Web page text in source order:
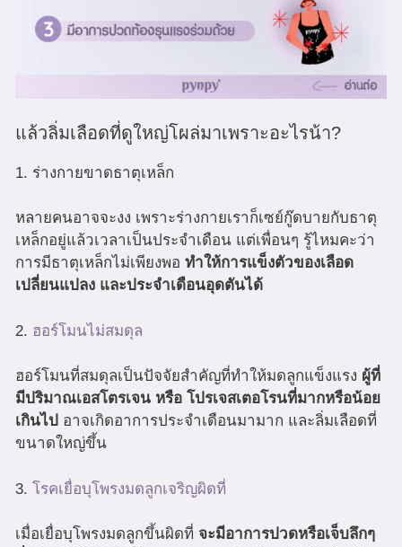
แล้วลิ่มเลือดที่ดูใหญ่โผล่มาเพราะอะไรน้า?
1. ร่างกายขาดธาตุเหล็ก
หลายคนอาจจะงง เพราะร่างกายเราก็เซย์กู๊ดบายกับธาตุ
เหล็กอยู่แล้วเวลาเป็นประจำเดือน แต่เพื่อนๆ รู้ไหมคะว่า
การมีธาตุเหล็กไม่เพียงพอ ทำให้การแข็งตัวของเลือด
เปลี่ยนแปลง และประจำเดือนอุดตันได้
2. ฮอร์โมนไม่สมดุล
ฮอร์โมนที่สมดุลเป็นปัจจัยสำคัญที่ทำให้มดลูกแข็งแรง ผู้ที่
มีปริมาณเอสโตรเจน หรือ โปรเจสเตอโรนที่มากหรือน้อย
เกินไป อาจเกิดอาการประจำเดือนมามาก และลิ่มเลือดที่
ขนาดใหญ่ขึ้น
3. โรคเยื่อบุโพรงมดลูกเจริญผิดที่
เมื่อเยื่อบุโพรงมดลูกขึ้นผิดที่ จะมีอาการปวดหรือเจ็บลึกๆ